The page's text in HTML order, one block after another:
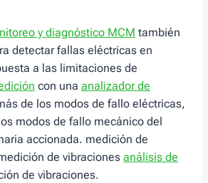
y diagnóstico MCM también
detectar fallas eléctricas en
a las limitaciones de
con una analizador de
de los modos de fallo eléctricas,
modos de fallo mecánico del
accionada. medición de
de vibraciones análisis de
de vibraciones.